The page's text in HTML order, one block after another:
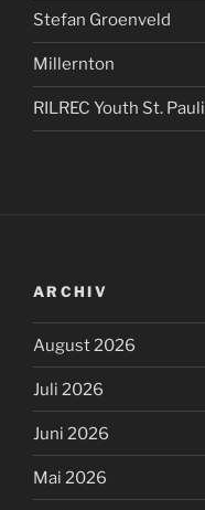
Stefan Groenveld
Millernton
RILREC Youth St. Pauli
ARCHIV
August 2026
Juli 2026
Juni 2026
Mai 2026